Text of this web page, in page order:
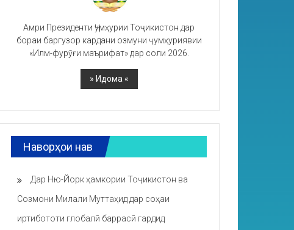
Амри Президенти Ҷумҳурии Тоҷикистон дар
бораи баргузор кардани озмуни ҷумҳуриявии
«Илм-фурӯғи маърифат» дар соли 2026.
Наворҳои нав
Дар Ню-Йорк ҳамкории Тоҷикистон ва
Созмони Милали Муттаҳид дар соҳаи
иртибототи глобалӣ баррасӣ гардид